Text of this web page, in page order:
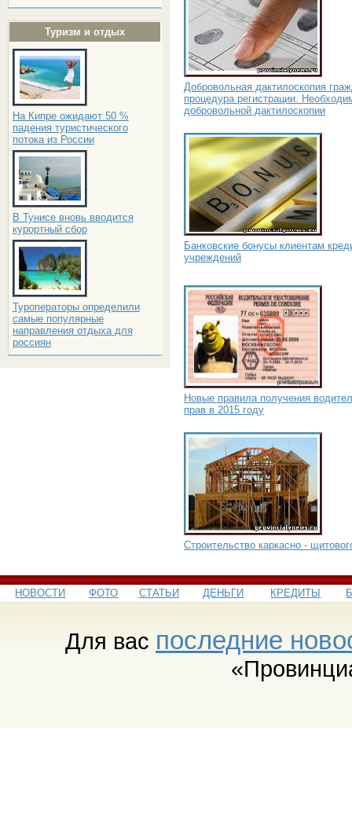
Туризм и отдых
На Кипре ожидают 50 %
падения туристического
потока из России
В Тунисе вновь вводится
курортный сбор
Туроператоры определили
самые популярные
направления отдыха для
россиян
Добровольная дактилоскопия
процедура регистрации.
добровольной дактилоскопии
Банковские бонусы клиентам
учреждений
Новые правила получения
прав в 2015 году
Строительство каркасно -
НОВОСТИ ФОТО СТАТЬИ ДЕНЬГИ КРЕДИТЫ
Для вас последние